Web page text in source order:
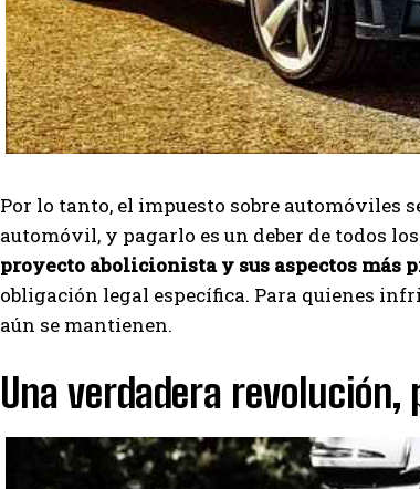
Por lo tanto, el impuesto sobre automóviles
automóvil, y pagarlo es un deber de todos
proyecto abolicionista y sus aspectos más
obligación legal específica. Para quienes
aún se mantienen.
Una verdadera